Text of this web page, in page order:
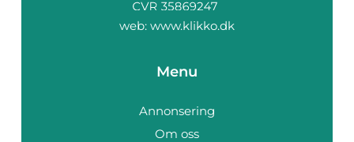
web: www.klikko.dk
Menu
Annonsering
Om oss